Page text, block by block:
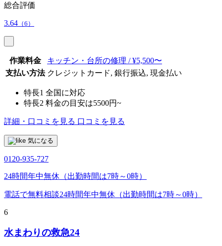
総合評価
3.64 （6）
作業料金
キッチン・台所の修理 / ¥5,500〜
支払い方法 クレジットカード, 銀行振込, 現金払い
特長1 全国に対応
特長2 料金の目安は5500円~
詳細・口コミを見る 口コミを見る
気になる
0120-935-727
24時間年中無休（出勤時間は7時～0時）
電話で無料相談24時間年中無休（出勤時間は7時～0時）
6
水まわりの救急24